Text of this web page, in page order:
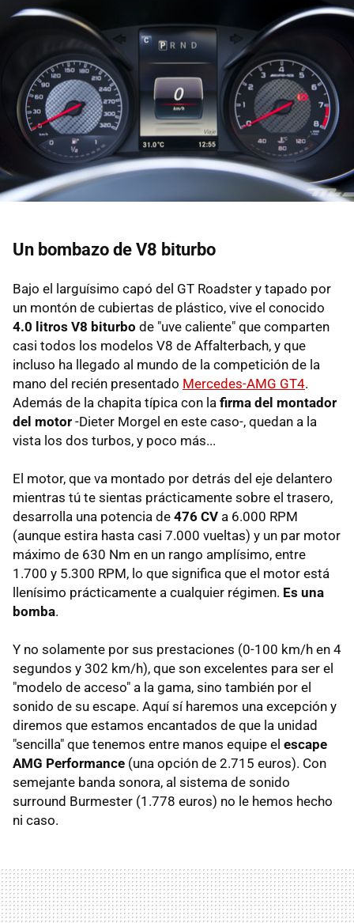
Un bombazo de V8 biturbo
Bajo el larguísimo capó del GT Roadster y tapado por
un montón de cubiertas de plástico, vive el conocido
4.0 litros V8 biturbo de "uve caliente" que comparten
casi todos los modelos V8 de Affalterbach, y que
incluso ha llegado al mundo de la competición de la
mano del recién presentado Mercedes-AMG GT4.
Además de la chapita típica con la firma del montador
del motor -Dieter Morgel en este caso-, quedan a la
vista los dos turbos, y poco más...
El motor, que va montado por detrás del eje delantero
mientras tú te sientas prácticamente sobre el trasero,
desarrolla una potencia de 476 CV a 6.000 RPM
(aunque estira hasta casi 7.000 vueltas) y un par motor
máximo de 630 Nm en un rango amplísimo, entre
1.700 y 5.300 RPM, lo que significa que el motor está
llenísimo prácticamente a cualquier régimen. Es una
bomba.
Y no solamente por sus prestaciones (0-100 km/h en 4
segundos y 302 km/h), que son excelentes para ser el
"modelo de acceso" a la gama, sino también por el
sonido de su escape. Aquí sí haremos una excepción y
diremos que estamos encantados de que la unidad
"sencilla" que tenemos entre manos equipe el escape
AMG Performance (una opción de 2.715 euros). Con
semejante banda sonora, al sistema de sonido
surround Burmester (1.778 euros) no le hemos hecho
ni caso.